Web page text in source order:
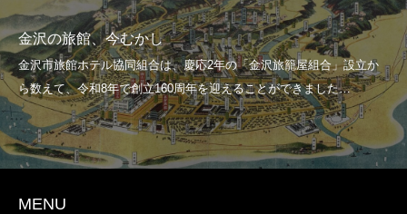
金沢の旅館、今むかし
MENU